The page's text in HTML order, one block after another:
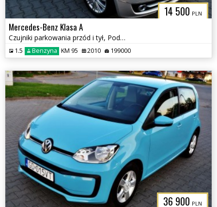
14 500 PLN
Mercedes-Benz Klasa A
Czujniki parkowania przód i tył, Podgrzewane fotele
1.5 Benzyna KM 95 2010 199000
36 900 PLN